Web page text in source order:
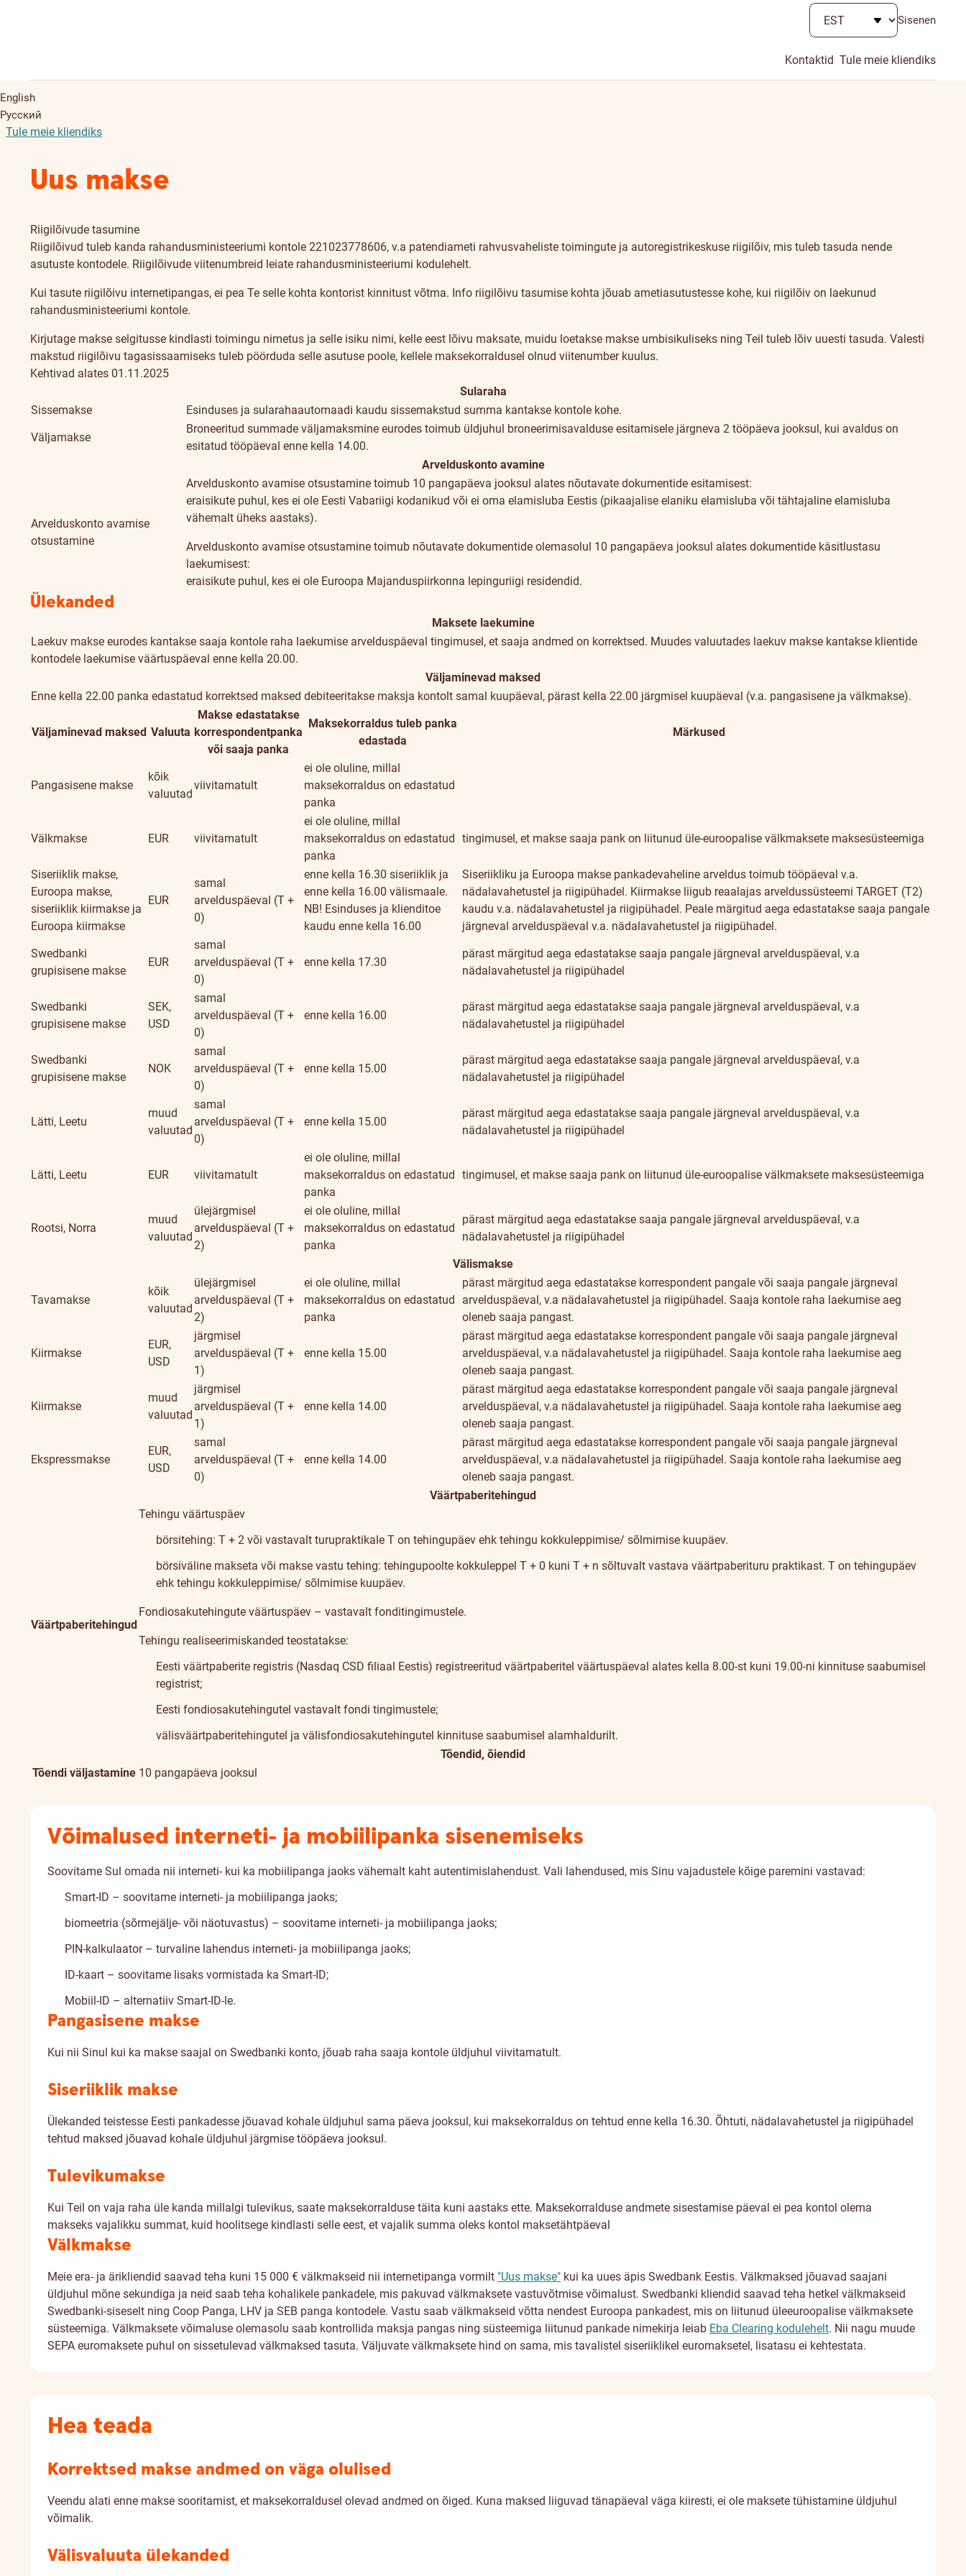
Sisenen
Kontaktid Tule meie kliendiks
English
Русский
Tule meie kliendiks
Uus makse
Riigilõivude tasumine
Riigilõivud tuleb kanda rahandusministeeriumi kontole 221023778606, v.a patendiameti rahvusvaheliste toimingute ja autoregistrikeskuse riigilõiv, mis tuleb tasuda nende
asutuste kontodele. Riigilõivude viitenumbreid leiate rahandusministeeriumi kodulehelt.
Kui tasute riigilõivu internetipangas, ei pea Te selle kohta kontorist kinnitust võtma. Info riigilõivu tasumise kohta jõuab ametiasutustesse kohe, kui riigilõiv on laekunud
rahandusministeeriumi kontole.
Kirjutage makse selgitusse kindlasti toimingu nimetus ja selle isiku nimi, kelle eest lõivu maksate, muidu loetakse makse umbisikuliseks ning Teil tuleb lõiv uuesti tasuda. Valesti
makstud riigilõivu tagasissaamiseks tuleb pöörduda selle asutuse poole, kellele maksekorraldusel olnud viitenumber kuulus.
Kehtivad alates 01.11.2025
Sularaha
Sissemakse
Esinduses ja sularahaautomaadi kaudu sissemakstud summa kantakse kontole kohe.
Väljamakse
Broneeritud summade väljamaksmine eurodes toimub üldjuhul broneerimisavalduse esitamisele järgneva 2 tööpäeva jooksul, kui avaldus on
esitatud tööpäeval enne kella 14.00.
Arvelduskonto avamine
Arvelduskonto avamise
otsustamine
Arvelduskonto avamise otsustamine toimub 10 pangapäeva jooksul alates nõutavate dokumentide esitamisest:
eraisikute puhul, kes ei ole Eesti Vabariigi kodanikud või ei oma elamisluba Eestis (pikaajalise elaniku elamisluba või tähtajaline elamisluba
vähemalt üheks aastaks).
Arvelduskonto avamise otsustamine toimub nõutavate dokumentide olemasolul 10 pangapäeva jooksul alates dokumentide käsitlustasu
laekumisest:
eraisikute puhul, kes ei ole Euroopa Majanduspiirkonna lepinguriigi residendid.
Ülekanded
Maksete laekumine
Laekuv makse eurodes kantakse saaja kontole raha laekumise arvelduspäeval tingimusel, et saaja andmed on korrektsed. Muudes valuutades laekuv makse kantakse klientide
kontodele laekumise väärtuspäeval enne kella 20.00.
Väljaminevad maksed
Enne kella 22.00 panka edastatud korrektsed maksed debiteeritakse maksja kontolt samal kuupäeval, pärast kella 22.00 järgmisel kuupäeval (v.a. pangasisene ja välkmakse).
Väljaminevad maksed Valuuta
Makse edastatakse
korrespondentpanka
või saaja panka
Maksekorraldus tuleb panka
edastada
Märkused
Pangasisene makse
kõik
valuutad
viivitamatult
ei ole oluline, millal
maksekorraldus on edastatud
panka
Välkmakse EUR viivitamatult
ei ole oluline, millal
maksekorraldus on edastatud
panka
tingimusel, et makse saaja pank on liitunud üle-euroopalise välkmaksete maksesüsteemiga
Siseriiklik makse,
Euroopa makse,
siseriiklik kiirmakse ja
Euroopa kiirmakse
EUR
samal
arvelduspäeval (T +
0)
enne kella 16.30 siseriiklik ja
enne kella 16.00 välismaale.
NB! Esinduses ja klienditoe
kaudu enne kella 16.00
Siseriikliku ja Euroopa makse pankadevaheline arveldus toimub tööpäeval v.a.
nädalavahetustel ja riigipühadel. Kiirmakse liigub reaalajas arveldussüsteemi TARGET (T2)
kaudu v.a. nädalavahetustel ja riigipühadel. Peale märgitud aega edastatakse saaja pangale
järgneval arvelduspäeval v.a. nädalavahetustel ja riigipühadel.
Swedbanki
grupisisene makse
EUR
samal
arvelduspäeval (T +
0)
enne kella 17.30
pärast märgitud aega edastatakse saaja pangale järgneval arvelduspäeval, v.a
nädalavahetustel ja riigipühadel
Swedbanki
grupisisene makse
SEK,
USD
samal
arvelduspäeval (T +
0)
enne kella 16.00
pärast märgitud aega edastatakse saaja pangale järgneval arvelduspäeval, v.a
nädalavahetustel ja riigipühadel
Swedbanki
grupisisene makse
NOK
samal
arvelduspäeval (T +
0)
enne kella 15.00
pärast märgitud aega edastatakse saaja pangale järgneval arvelduspäeval, v.a
nädalavahetustel ja riigipühadel
Lätti, Leetu
muud
valuutad
samal
arvelduspäeval (T +
0)
enne kella 15.00
pärast märgitud aega edastatakse saaja pangale järgneval arvelduspäeval, v.a
nädalavahetustel ja riigipühadel
Lätti, Leetu EUR viivitamatult
ei ole oluline, millal
maksekorraldus on edastatud
panka
tingimusel, et makse saaja pank on liitunud üle-euroopalise välkmaksete maksesüsteemiga
Rootsi, Norra
muud
valuutad
ülejärgmisel
arvelduspäeval (T +
2)
ei ole oluline, millal
maksekorraldus on edastatud
panka
pärast märgitud aega edastatakse saaja pangale järgneval arvelduspäeval, v.a
nädalavahetustel ja riigipühadel
Välismakse
Tavamakse
kõik
valuutad
ülejärgmisel
arvelduspäeval (T +
2)
ei ole oluline, millal
maksekorraldus on edastatud
panka
pärast märgitud aega edastatakse korrespondent pangale või saaja pangale järgneval
arvelduspäeval, v.a nädalavahetustel ja riigipühadel. Saaja kontole raha laekumise aeg
oleneb saaja pangast.
Kiirmakse
EUR,
USD
järgmisel
arvelduspäeval (T +
1)
enne kella 15.00
pärast märgitud aega edastatakse korrespondent pangale või saaja pangale järgneval
arvelduspäeval, v.a nädalavahetustel ja riigipühadel. Saaja kontole raha laekumise aeg
oleneb saaja pangast.
Kiirmakse
muud
valuutad
järgmisel
arvelduspäeval (T +
1)
enne kella 14.00
pärast märgitud aega edastatakse korrespondent pangale või saaja pangale järgneval
arvelduspäeval, v.a nädalavahetustel ja riigipühadel. Saaja kontole raha laekumise aeg
oleneb saaja pangast.
Ekspressmakse
EUR,
USD
samal
arvelduspäeval (T +
0)
enne kella 14.00
pärast märgitud aega edastatakse korrespondent pangale või saaja pangale järgneval
arvelduspäeval, v.a nädalavahetustel ja riigipühadel. Saaja kontole raha laekumise aeg
oleneb saaja pangast.
Väärtpaberitehingud
Väärtpaberitehingud
Tehingu väärtuspäev
börsitehing: T + 2 või vastavalt turupraktikale T on tehingupäev ehk tehingu kokkuleppimise/ sõlmimise kuupäev.
börsiväline makseta või makse vastu tehing: tehingupoolte kokkuleppel T + 0 kuni T + n sõltuvalt vastava väärtpaberituru praktikast. T on tehingupäev
ehk tehingu kokkuleppimise/ sõlmimise kuupäev.
Fondiosakutehingute väärtuspäev – vastavalt fonditingimustele.
Tehingu realiseerimiskanded teostatakse:
Eesti väärtpaberite registris (Nasdaq CSD filiaal Eestis) registreeritud väärtpaberitel väärtuspäeval alates kella 8.00-st kuni 19.00-ni kinnituse saabumisel
registrist;
Eesti fondiosakutehingutel vastavalt fondi tingimustele;
välisväärtpaberitehingutel ja välisfondiosakutehingutel kinnituse saabumisel alamhaldurilt.
Tõendid, õiendid
Tõendi väljastamine 10 pangapäeva jooksul
Võimalused interneti- ja mobiilipanka sisenemiseks
Soovitame Sul omada nii interneti- kui ka mobiilipanga jaoks vähemalt kaht autentimislahendust. Vali lahendused, mis Sinu vajadustele kõige paremini vastavad:
Smart-ID – soovitame interneti- ja mobiilipanga jaoks;
biomeetria (sõrmejälje- või näotuvastus) – soovitame interneti- ja mobiilipanga jaoks;
PIN-kalkulaator – turvaline lahendus interneti- ja mobiilipanga jaoks;
ID-kaart – soovitame lisaks vormistada ka Smart-ID;
Mobiil-ID – alternatiiv Smart-ID-le.
Pangasisene makse
Kui nii Sinul kui ka makse saajal on Swedbanki konto, jõuab raha saaja kontole üldjuhul viivitamatult.
Siseriiklik makse
Ülekanded teistesse Eesti pankadesse jõuavad kohale üldjuhul sama päeva jooksul, kui maksekorraldus on tehtud enne kella 16.30. Õhtuti, nädalavahetustel ja riigipühadel
tehtud maksed jõuavad kohale üldjuhul järgmise tööpäeva jooksul.
Tulevikumakse
Kui Teil on vaja raha üle kanda millalgi tulevikus, saate maksekorralduse täita kuni aastaks ette. Maksekorralduse andmete sisestamise päeval ei pea kontol olema
makseks vajalikku summat, kuid hoolitsege kindlasti selle eest, et vajalik summa oleks kontol maksetähtpäeval
Välkmakse
Meie era- ja ärikliendid saavad teha kuni 15 000 € välkmakseid nii internetipanga vormilt "Uus makse" kui ka uues äpis Swedbank Eestis. Välkmaksed jõuavad saajani
üldjuhul mõne sekundiga ja neid saab teha kohalikele pankadele, mis pakuvad välkmaksete vastuvõtmise võimalust. Swedbanki kliendid saavad teha hetkel välkmakseid
Swedbanki-siseselt ning Coop Panga, LHV ja SEB panga kontodele. Vastu saab välkmakseid võtta nendest Euroopa pankadest, mis on liitunud üleeuroopalise välkmaksete
süsteemiga. Välkmaksete võimaluse olemasolu saab kontrollida maksja pangas ning süsteemiga liitunud pankade nimekirja leiab Eba Clearing kodulehelt. Nii nagu muude
SEPA euromaksete puhul on sissetulevad välkmaksed tasuta. Väljuvate välkmaksete hind on sama, mis tavalistel siseriiklikel euromaksetel, lisatasu ei kehtestata.
Hea teada
Korrektsed makse andmed on väga olulised
Veendu alati enne makse sooritamist, et maksekorraldusel olevad andmed on õiged. Kuna maksed liiguvad tänapäeval väga kiiresti, ei ole maksete tühistamine üldjuhul
võimalik.
Välisvaluuta ülekanded